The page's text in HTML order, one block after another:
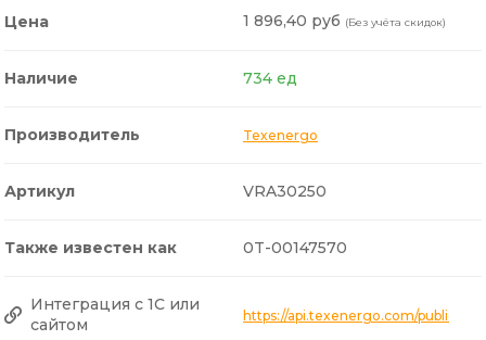
Цена 1 896,40 руб (Без учёта скидок)
Наличие 734 ед
Производитель Texenergo
Артикул VRA30250
Также известен как 0T-00147570
Интеграция с 1С или
сайтом
https://api.texenergo.com/public/